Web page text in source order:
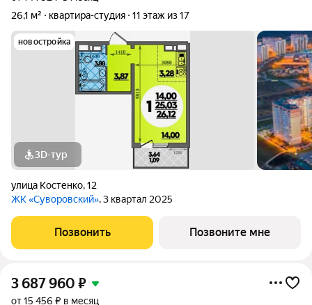
26,1 м²
квартира-студия 11 этаж из 17
новостройка
3D-тур
улица Костенко,12
ЖК «Суворовский», 3 квартал 2025
Позвонить Позвоните мне
3 687 960 ₽
от 15 456 ₽ в месяц